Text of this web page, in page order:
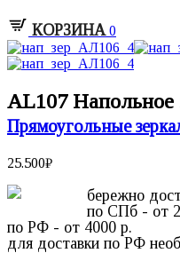
КОРЗИНА 0
AL107 Напольное
Прямоугольные
25.500₽
бережно
по СПб - от
по РФ - от 4000 р.
для доставки по РФ